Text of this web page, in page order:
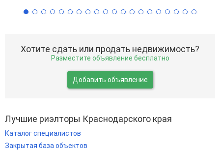
Хотите сдать или продать недвижимость?
Разместите объявление бесплатно
Добавить объявление
Лучшие риэлторы Краснодарского края
Каталог специалистов
Закрытая база объектов